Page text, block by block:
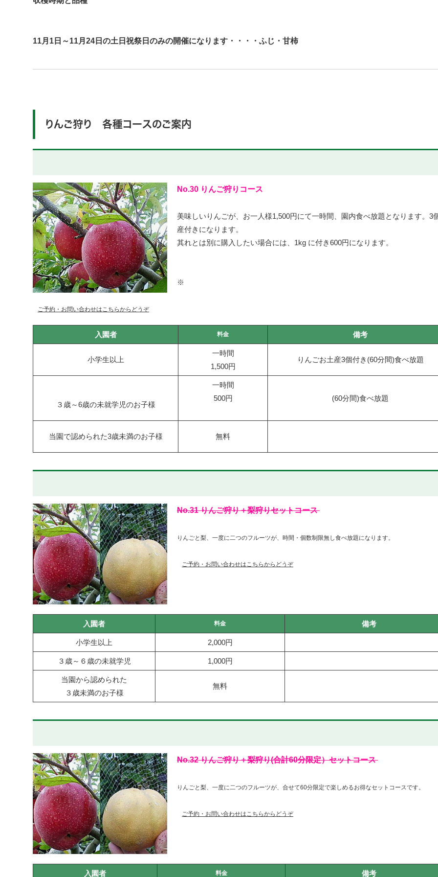
11月1日～11月24日の土日祝祭日のみの開催になります・・・・ふじ・甘柿
りんご狩り 各種コースのご案内
No.30 りんご狩り コース
美味しいりんごが、お一人様1,500円にて一時間、園内食べ放題となります。3
産付きになります。
其れとは別に購入したい場合には、1kg に付き600円になります。
※
ご予約・お問い合わせはこちらからどうぞ
入園者 料金 備考
小学生以上
一時間
1,500円
りんごお土産3個付き(60分間)食べ放題
３歳～6歳の未就学児のお子様
一時間
500円
(60分間)食べ放題
当園で認められた3歳未満のお子様 無料
No.31 りんご狩り＋梨狩りセットコース
りんごと梨、一度に二つのフルーツが、時間・個数制限無し食べ放題になります。
ご予約・お問い合わせはこちらからどうぞ
入園者 料金 備考
小学生以上 2,000円
３歳～６歳の未就学児 1,000円
当園から認められた
３歳未満のお子様
無料
No.32 りんご狩り＋梨狩り(合計60分限定）セットコース
りんごと梨、一度に二つのフルーツが、合せて60分限定で楽しめるお得なセットコースです。
ご予約・お問い合わせはこちらからどうぞ
入園者 料金 備考